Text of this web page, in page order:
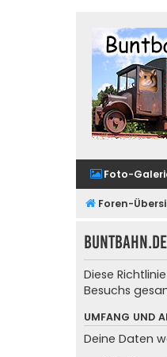
Foto-
Foren-
Diese
Besuchs
UMFANG UND
Deine Daten